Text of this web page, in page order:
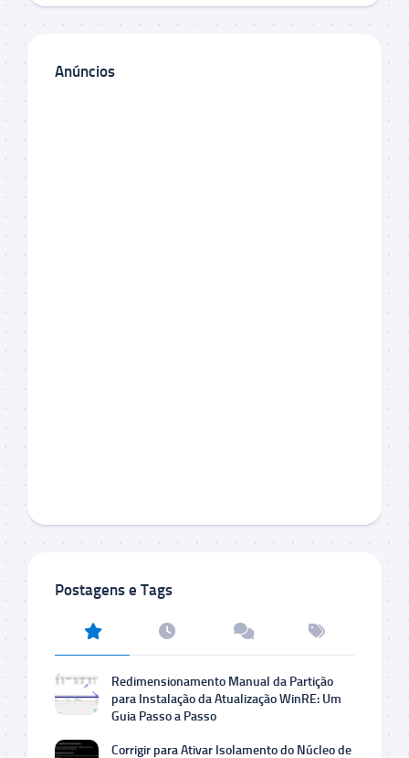
Anúncios
Postagens e Tags
Redimensionamento Manual da Partição
para Instalação da Atualização WinRE: Um
Guia Passo a Passo
Corrigir para Ativar Isolamento do Núcleo de